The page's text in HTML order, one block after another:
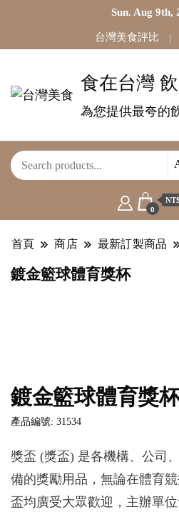
Sun. Aug 9th,
台灣美食評比
食在台灣
為您提供最夸的
0
首頁 商店 最新訂製商品
鍍金籃球體育獎杯
鍍金籃球體育獎
產品編號: 31534
獎盃 (獎盃) 是各機構、公司
備的獎勵用品，無論在體育
盃均廣受大眾歡迎，主辦單